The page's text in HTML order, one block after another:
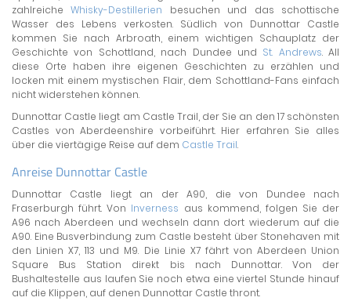
zahlreicheWhisky-Destillerien besuchen und das schottische
Wasser des Lebens verkosten. Südlich von Dunnottar Castle
kommen Sie nach Arbroath, einem wichtigen Schauplatz der
Geschichte von Schottland, nach Dundee und St. Andrews. All
diese Orte haben ihre eigenen Geschichten zu erzählen und
locken mit einem mystischen Flair, dem Schottland-Fans einfach
nicht widerstehen können.
Dunnottar Castle liegt am Castle Trail, der Sie an den 17 schönsten
Castles von Aberdeenshire vorbeiführt. Hier erfahren Sie alles
über die viertägige Reise auf dem Castle Trail.
Anreise Dunnottar Castle
Dunnottar Castle liegt an der A90, die von Dundee nach
Fraserburgh führt. Von Inverness aus kommend, folgen Sie der
A96 nach Aberdeen und wechseln dann dort wiederum auf die
A90. Eine Busverbindung zum Castle besteht über Stonehaven mit
den Linien X7, 113 und M9. Die Linie X7 fährt von Aberdeen Union
Square Bus Station direkt bis nach Dunnottar. Von der
Bushaltestelle aus laufen Sie noch etwa eine viertel Stunde hinauf
auf die Klippen, auf denen Dunnottar Castle thront.